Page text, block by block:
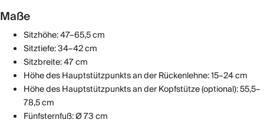
Maße
Sitzhöhe: 47–65,5 cm
Sitztiefe: 34–42 cm
Sitzbreite: 47 cm
Höhe des Hauptstützpunkts an der Rückenlehne: 15–24 cm
Höhe des Hauptstützpunkts an der Kopfstütze (optional): 55,5–
78,5 cm
Fünfsternfuß: Ø 73 cm